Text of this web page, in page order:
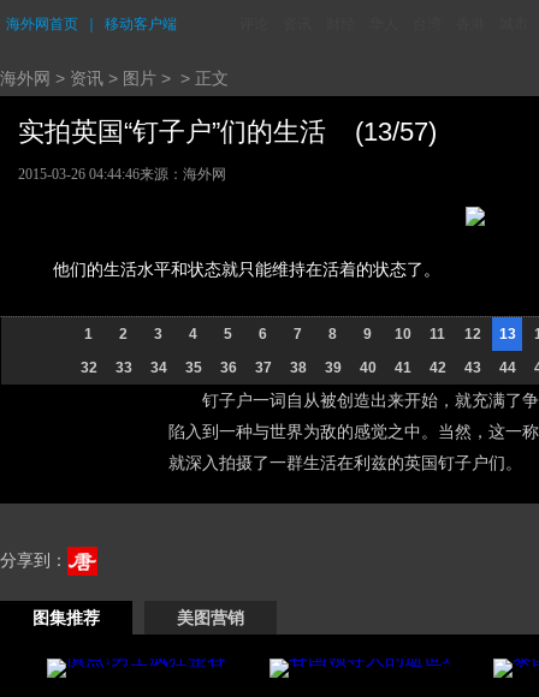
海外网首页 移动客户端
海外网 > 资讯 > 图片 > > 正文
实拍英国“钉子户”们的生活 (13/57)
2015-03-26 04:44:46来源：海外网
他们的生活水平和状态就只能维持在活着的状态了。
1 2 3 4 5 6 7 8 9 10 11 12 13
32
33 34 35 36 37 38 39 40 41 42 43 44
钉子户一词自从被创造出来开始，就充满了
陷入到一种与世界为敌的感觉之中。当然，这一
就深入拍摄了一群生活在利兹的英国钉子户们。
分享到：
图集推荐 美图营销